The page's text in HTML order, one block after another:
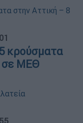
κρούσματα
σε ΜΕΘ